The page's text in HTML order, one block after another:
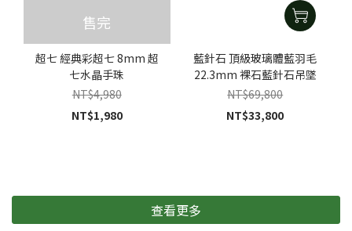
售完
超七 經典彩超七 8mm 超
七水晶手珠
NT$4,980
NT$1,980
藍針石 頂級玻璃體藍羽毛
22.3mm 裸石藍針石吊墜
NT$69,800
NT$33,800
查看更多